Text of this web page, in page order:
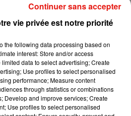
Désormais, lorsque les gens me
que mon âge, je ne l'attribue pas
mais à l'arrêt des sodas.
de nombreuses études
de sodas, même light,
pouvait également causer une
une boisson sucrée
de certains cancers, en
et à l’hypertension.
vie privée est notre priorité
the following data processing based on
interest: Store and/or access
data to select advertising; Create
Use profiles to select personalised
performance; Measure content
through statistics or combinations
Develop and improve services; Create
Use profiles to select personalised
Continuer sans accepter